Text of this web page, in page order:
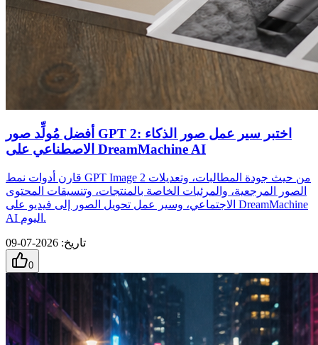
أفضل مُولِّد صور GPT 2: اختبر سير عمل صور الذكاء
الاصطناعي على DreamMachine AI
قارن أدوات نمط GPT Image 2 من حيث جودة المطالبات، وتعديلات
الصور المرجعية، والمرئيات الخاصة بالمنتجات، وتنسيقات المحتوى
الاجتماعي، وسير عمل تحويل الصور إلى فيديو على DreamMachine
AI اليوم.
تاريخ:
2026-07-09
0